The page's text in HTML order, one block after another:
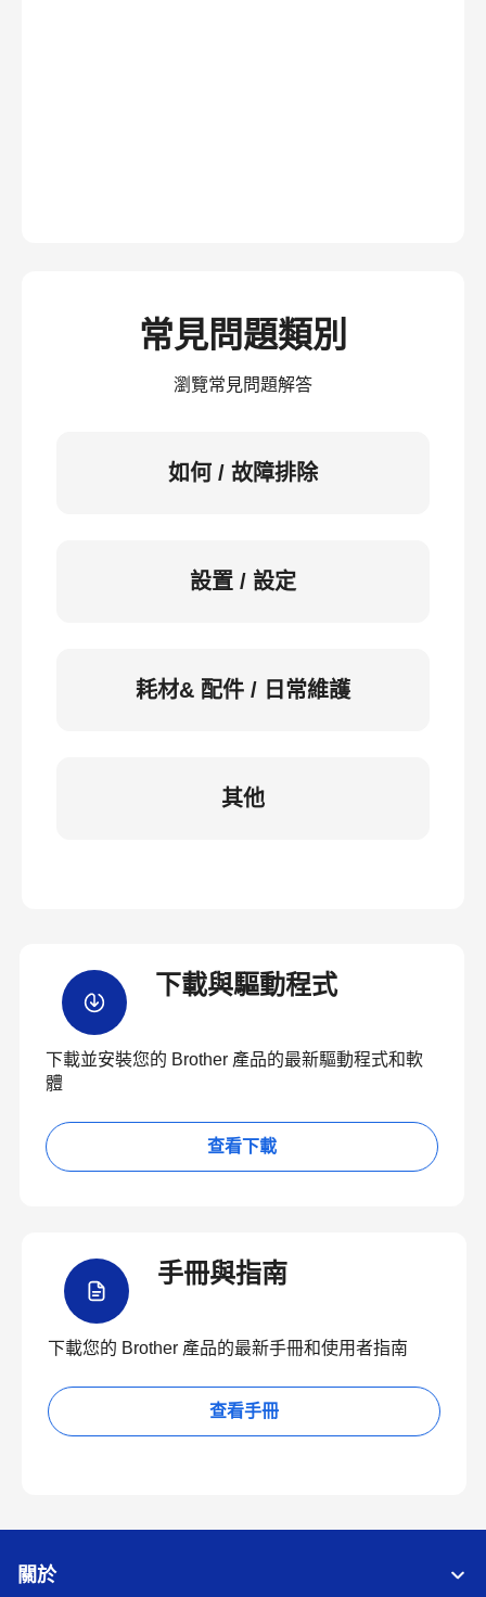
常見問題類別
瀏覽常見問題解答
如何 / 故障排除
設置 / 設定
耗材& 配件 / 日常維護
其他
下載與驅動程式
下載並安裝您的 Brother 產品的最新驅動程式和軟
體
查看下載
手冊與指南
下載您的 Brother 產品的最新手冊和使用者指南
查看手冊
關於